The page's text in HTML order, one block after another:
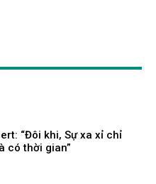
“Đôi khi, Sự xa xỉ chỉ
có thời gian”